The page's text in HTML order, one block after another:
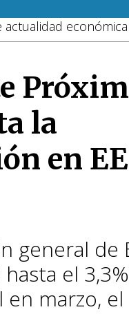
actualidad
la
en
general de
el 3,3%
en marzo,